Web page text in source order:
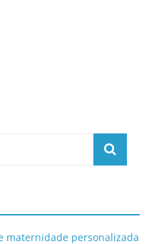
maternidade personalizada